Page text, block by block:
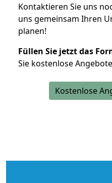
Kontaktieren Sie uns
uns gemeinsam Ihren
planen!
Füllen Sie jetzt das
Sie kostenlose
Kostenlose